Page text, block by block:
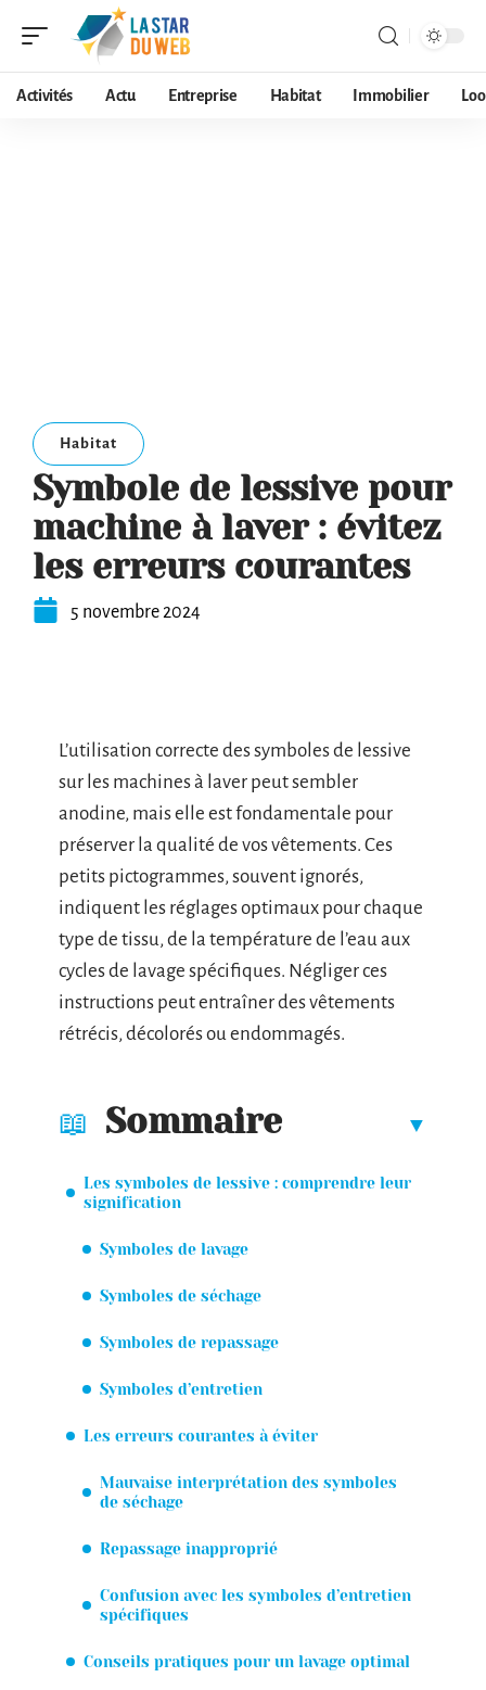
Activités Actu Entreprise Habitat Immobilier
Habitat
Symbole de lessive pour
machine à laver : évitez
les erreurs courantes
5 novembre 2024
L’utilisation correcte des symboles de lessive
sur les machines à laver peut sembler
anodine, mais elle est fondamentale pour
préserver la qualité de vos vêtements. Ces
petits pictogrammes, souvent ignorés,
indiquent les réglages optimaux pour chaque
type de tissu, de la température de l’eau aux
cycles de lavage spécifiques. Négliger ces
instructions peut entraîner des vêtements
rétrécis, décolorés ou endommagés.
Sommaire
Les symboles de lessive : comprendre leur
signification
Symboles de lavage
Symboles de séchage
Symboles de repassage
Symboles d’entretien
Les erreurs courantes à éviter
Mauvaise interprétation des symboles
de séchage
Repassage inapproprié
Confusion avec les symboles d’entretien
spécifiques
Conseils pratiques pour un lavage optimal